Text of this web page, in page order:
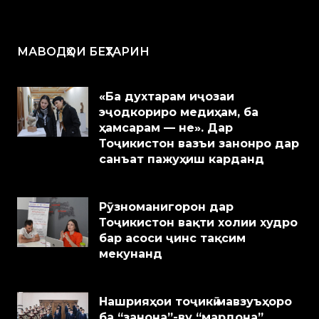
МАВОДҲОИ БЕҲТАРИН
«Ба духтарам иҷозаи
эҷодкориро медиҳам, ба
ҳамсарам — не». Дар
Тоҷикистон вазъи занонро дар
санъат пажуҳиш карданд
Рӯзноманигорон дар
Тоҷикистон вақти холии худро
бар асоси ҷинс тақсим
мекунанд
Нашрияҳои тоҷикӣ мавзуъҳоро